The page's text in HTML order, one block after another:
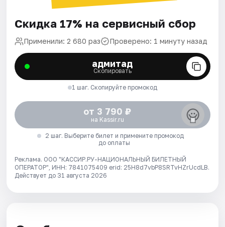
Скидка 17% на сервисный сбор
Применили: 2 680 раз Проверено: 1 минуту назад
адмитад
Скопировать
1 шаг. Скопируйте промокод
от 3 790 ₽
на Kassir.ru
2 шаг. Выберите билет и примените промокод
до оплаты
Реклама. ООО "КАССИР.РУ-НАЦИОНАЛЬНЫЙ БИЛЕТНЫЙ
ОПЕРАТОР", ИНН: 7841075409 erid: 25H8d7vbP8SRTvHZrUcdLB.
Действует до 31 августа 2026